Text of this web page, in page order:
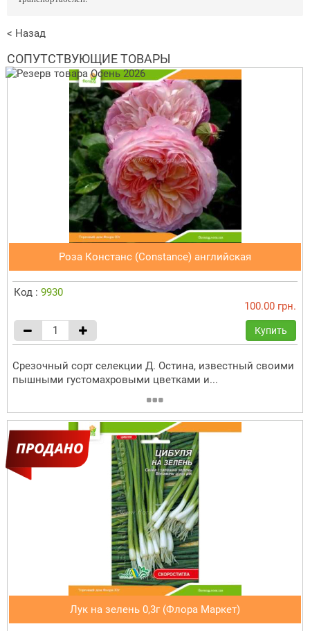
< Назад
СОПУТСТВУЮЩИЕ ТОВАРЫ
Роза Констанс (Constance) английская
Код : 9930
100.00 грн.
Купить
Срезочный сорт селекции Д. Остина, известный своими
пышными густомахровыми цветками и...
Лук на зелень 0,3г (Флора Маркет)